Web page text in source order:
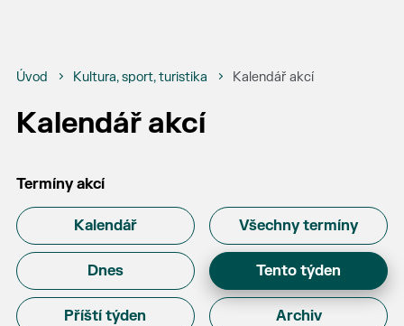
Úvod Kultura, sport, turistika Kalendář akcí
Kalendář akcí
Termíny akcí
Kalendář Všechny termíny
Dnes Tento týden
Příští týden Archiv